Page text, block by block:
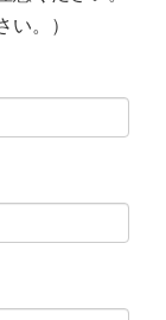
い。）